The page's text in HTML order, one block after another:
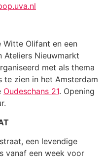
Witte Olifant en een
Ateliers Nieuwmarkt
met als thema
te zien in het Amsterdam
Oudeschans 21. Opening
een levendige
vanaf een week voor